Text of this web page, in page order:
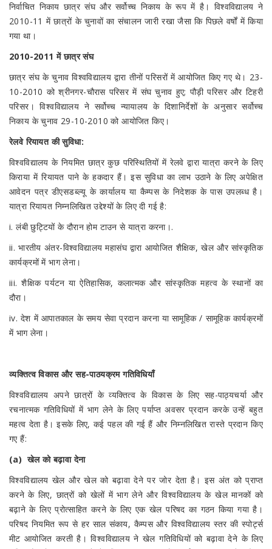
निर्वाचित निकाय छात्र संघ और सर्वोच्च निकाय के रूप में है। विश्वविद्यालय ने
2010-11 में छात्रों के चुनावों का संचालन जारी रखा जैसा कि पिछले वर्षों में किया
गया था।
2010-2011 में छात्र संघ
छात्र संघ के चुनाव विश्वविद्यालय द्वारा तीनों परिसरों में आयोजित किए गए थे। 23-
10-2010 को श्रीनगर-चौरास परिसर में संघ चुनाव हुए; पौड़ी परिसर और टिहरी
परिसर। विश्वविद्यालय ने सर्वोच्च न्यायालय के दिशानिर्देशों के अनुसार सर्वोच्च
निकाय के चुनाव 29-10-2010 को आयोजित किए।
रेलवे रियायत की सुविधा:
विश्वविद्यालय के नियमित छात्र कुछ परिस्थितियों में रेलवे द्वारा यात्रा करने के लिए
किराया में रियायत पाने के हकदार हैं। इस सुविधा का लाभ उठाने के लिए अपेक्षित
आवेदन पत्र डीएसडब्ल्यू के कार्यालय या कैम्पस के निदेशक के पास उपलब्ध है।
यात्रा रियायत निम्नलिखित उद्देश्यों के लिए दी गई है:
i. लंबी छुट्टियों के दौरान होम टाउन से यात्रा करना।.
ii. भारतीय अंतर-विश्वविद्यालय महासंघ द्वारा आयोजित शैक्षिक, खेल और सांस्कृतिक
कार्यक्रमों में भाग लेना।
iii. शैक्षिक पर्यटन या ऐतिहासिक, कलात्मक और सांस्कृतिक महत्व के स्थानों का
दौरा।
iv. देश में आपातकाल के समय सेवा प्रदान करना या सामूहिक / सामूहिक कार्यक्रमों
में भाग लेना।
व्यक्तित्व विकास और सह-पाठयक्रम गतिविधियाँ
विश्वविद्यालय अपने छात्रों के व्यक्तित्व के विकास के लिए सह-पाठ्यचर्या और
रचनात्मक गतिविधियों में भाग लेने के लिए पर्याप्त अवसर प्रदान करके उन्हें बहुत
महत्व देता है। इसके लिए, कई पहल की गई हैं और निम्नलिखित रास्ते प्रदान किए
गए हैं:
(a) खेल को बढ़ावा देना
विश्वविद्यालय खेल और खेल को बढ़ावा देने पर जोर देता है। इस अंत को प्राप्त
करने के लिए, छात्रों को खेलों में भाग लेने और विश्वविद्यालय के खेल मानकों को
बढ़ाने के लिए प्रोत्साहित करने के लिए एक खेल परिषद का गठन किया गया है।
परिषद नियमित रूप से हर साल संकाय, कैम्पस और विश्वविद्यालय स्तर की स्पोर्ट्स
मीट आयोजित करती है। विश्वविद्यालय ने खेल गतिविधियों को बढ़ावा देने के लिए